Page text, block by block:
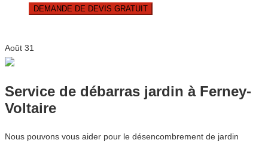
DEMANDE DE DEVIS GRATUIT
Août 31
Service de débarras jardin à Ferney-
Voltaire
Nous pouvons vous aider pour le désencombrement de jardin